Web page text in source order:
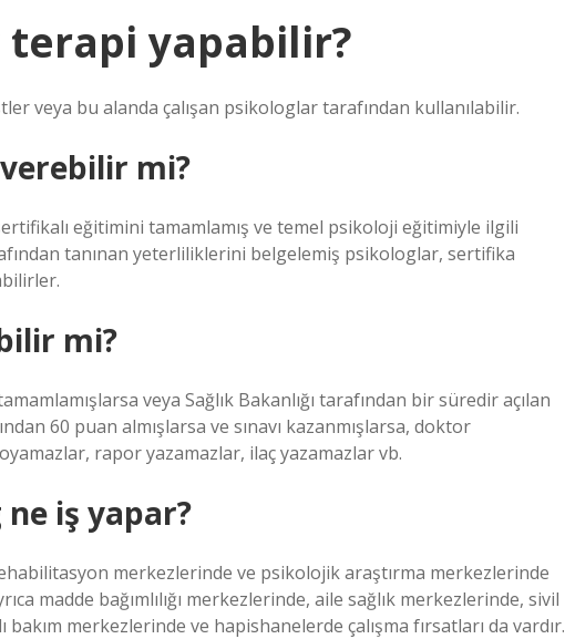
yapabilir?
veya bu alanda çalışan psikologlar tarafından kullanılabilir.
mi?
eğitimini tamamlamış ve temel psikoloji eğitimiyle ilgili
tanınan yeterliliklerini belgelemiş psikologlar, sertifika
mi?
veya Sağlık Bakanlığı tarafından bir süredir açılan
60 puan almışlarsa ve sınavı kazanmışlarsa, doktor
rapor yazamazlar, ilaç yazamazlar vb.
iş yapar?
merkezlerinde ve psikolojik araştırma merkezlerinde
madde bağımlılığı merkezlerinde, aile sağlık merkezlerinde, sivil
merkezlerinde ve hapishanelerde çalışma fırsatları da vardır.